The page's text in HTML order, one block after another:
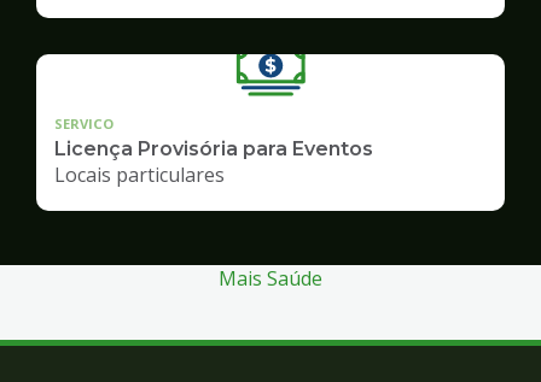
SERVICO
Licença Provisória para Eventos
Locais particulares
Mais Saúde